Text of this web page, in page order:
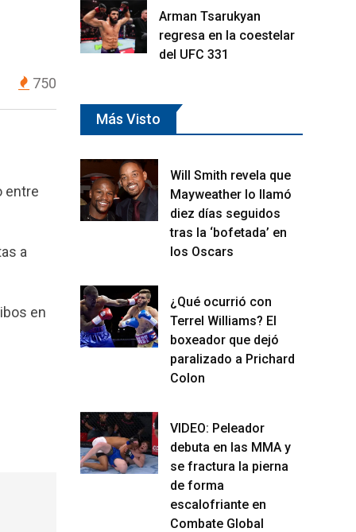
750
entre
a
en
Arman Tsarukyan
regresa en la coestelar
del UFC 331
Más Visto
Will Smith revela que
Mayweather lo llamó
diez días seguidos
tras la ‘bofetada’ en
los Oscars
¿Qué ocurrió con
Terrel Williams? El
boxeador que dejó
paralizado a Prichard
Colon
VIDEO: Peleador
debuta en las MMA y
se fractura la pierna
de forma
escalofriante en
Combate Global